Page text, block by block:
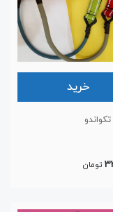
خرید
تومان